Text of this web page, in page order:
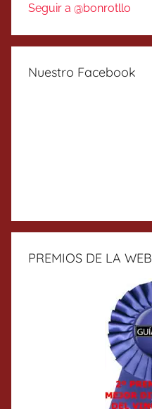
Seguir a @bonrotllo
Nuestro Facebook
PREMIOS DE LA WEB